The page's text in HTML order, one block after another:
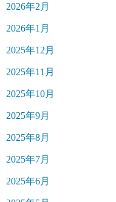
2026年2月
2026年1月
2025年12月
2025年11月
2025年10月
2025年9月
2025年8月
2025年7月
2025年6月